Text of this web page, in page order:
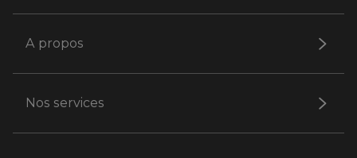
A propos
Nos services